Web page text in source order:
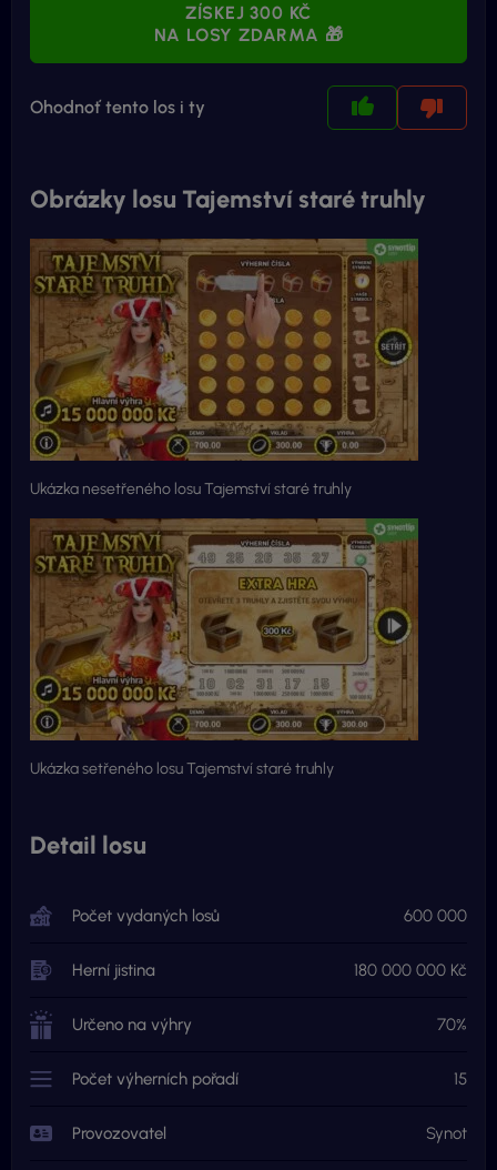
ZÍSKEJ 300 KČ
NA LOSY ZDARMA 🎁
Ohodnoť tento los i ty
Obrázky losu Tajemství staré truhly
Ukázka nesetřeného losu Tajemství staré truhly
Ukázka setřeného losu Tajemství staré truhly
Detail losu
Počet vydaných losů 600 000
Herní jistina 180 000 000 Kč
Určeno na výhry 70%
Počet výherních pořadí 15
Provozovatel Synot